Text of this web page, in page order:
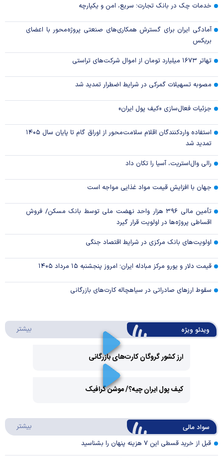
خدمات چک در بانک تجارت؛ سریع، امن و یکپارچه
آمادگی ایران برای گسترش همکاری‌های صنعتی پروژه‌محور با اعضای
بریکس
تهاتر ۱۶۷۳ میلیارد تومان از اموال شرکت‌های تراستی
مصوبه تسهیلات گمرکی در شرایط اضطرار تمدید شد
جزئیات فعال‌سازی «کیف پول ایران»
استفاده واردکنندگان اقلام سلامت‌محور از اوراق گام تا پایان سال ۱۴۰۵
تمدید شد
رالی وال‌استریت، آسیا را تکان داد
جهان با افزایش قیمت مواد غذایی مواجه است
تأمین مالی ۳۹۶ هزار واحد نهضت ملی توسط بانک مسکن/ فروش
اقساطی پروژه‌ها در اولویت قرار گیرد
اولویت‌های بانک مرکزی در شرایط اقتصاد جنگی
قیمت دلار و یورو مرکز مبادله ایران؛ امروز پنجشنبه ۱۵ مرداد ۱۴۰۵
سقوط ارزهای صادراتی در سیاهچاله کارت‌های بازرگانی
ویدئو ویژه بیشتر
ارز کشور گروگان کارت‌های بازرگانی
Video
کیف پول ایران چیه؟/ موشن گرافیک
سواد مالی بیشتر
قبل از خرید قسطی این ۷ هزینه پنهان را بشناسید